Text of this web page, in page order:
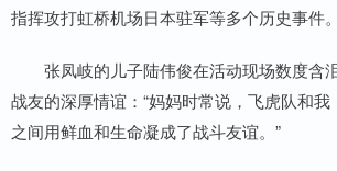
指挥攻打虹桥机场日本驻军等多个历史事件。
张凤岐的儿子陆伟俊在活动现场数度含
战友的深厚情谊：“妈妈时常说，飞虎队和
之间用鲜血和生命凝成了战斗友谊。”